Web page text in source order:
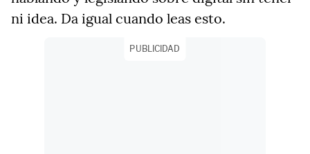
ni idea. Da igual cuando leas esto.
PUBLICIDAD